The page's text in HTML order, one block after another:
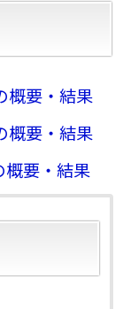
概要・結果
概要・結果
要・結果